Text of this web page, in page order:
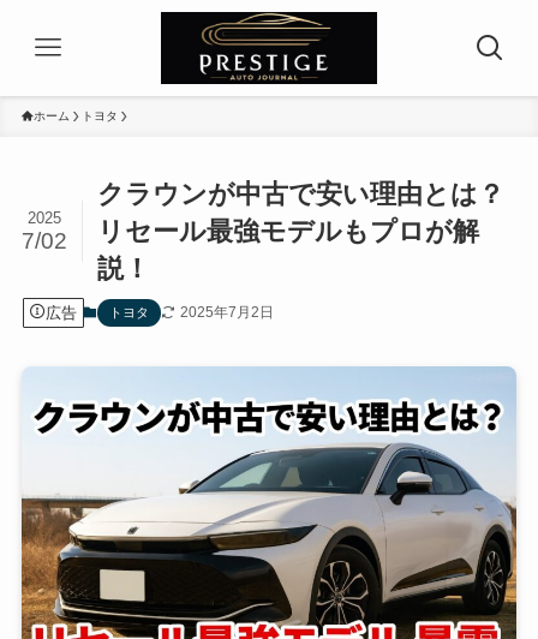
ホーム トヨタ
クラウンが中古で安い理由とは？
リセール最強モデルもプロが解
説！
2025
7/02
広告 トヨタ 2025年7月2日